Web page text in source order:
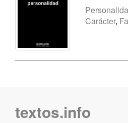
Carácter,
textos.info